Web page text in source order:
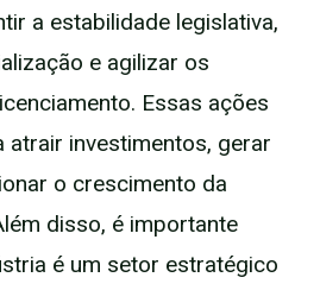
a estabilidade legislativa,
e agilizar os
Essas ações
atrair investimentos, gerar
o crescimento da
disso, é importante
é um setor estratégico